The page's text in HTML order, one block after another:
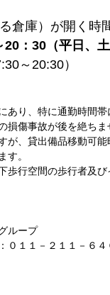
倉庫）が開く時
：30（平日、
～20:30）
あり、特に通勤時間
損傷事故が後を絶ちま
が、貸出備品移動可
す。
歩行空間の歩行者及
ループ
０１１－２１１－６４